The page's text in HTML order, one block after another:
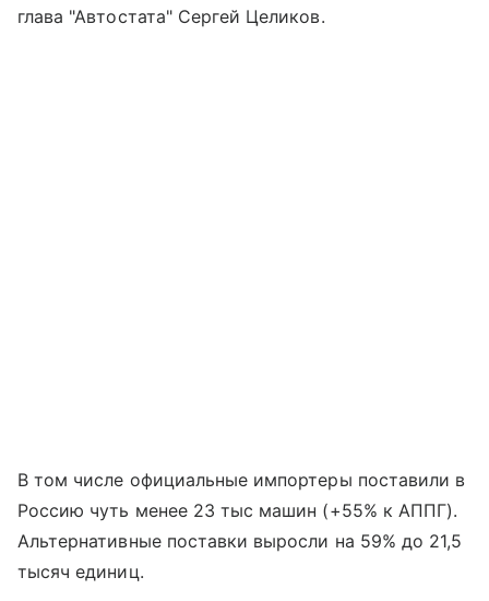
глава "Автостата" Сергей Целиков.
В том числе официальные импортеры поставили в
Россию чуть менее 23 тыс машин (+55% к АППГ).
Альтернативные поставки выросли на 59% до 21,5
тысяч единиц.